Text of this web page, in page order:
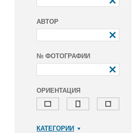
АВТОР
№ ФОТОГРАФИИ
ОРИЕНТАЦИЯ
КАТЕГОРИИ